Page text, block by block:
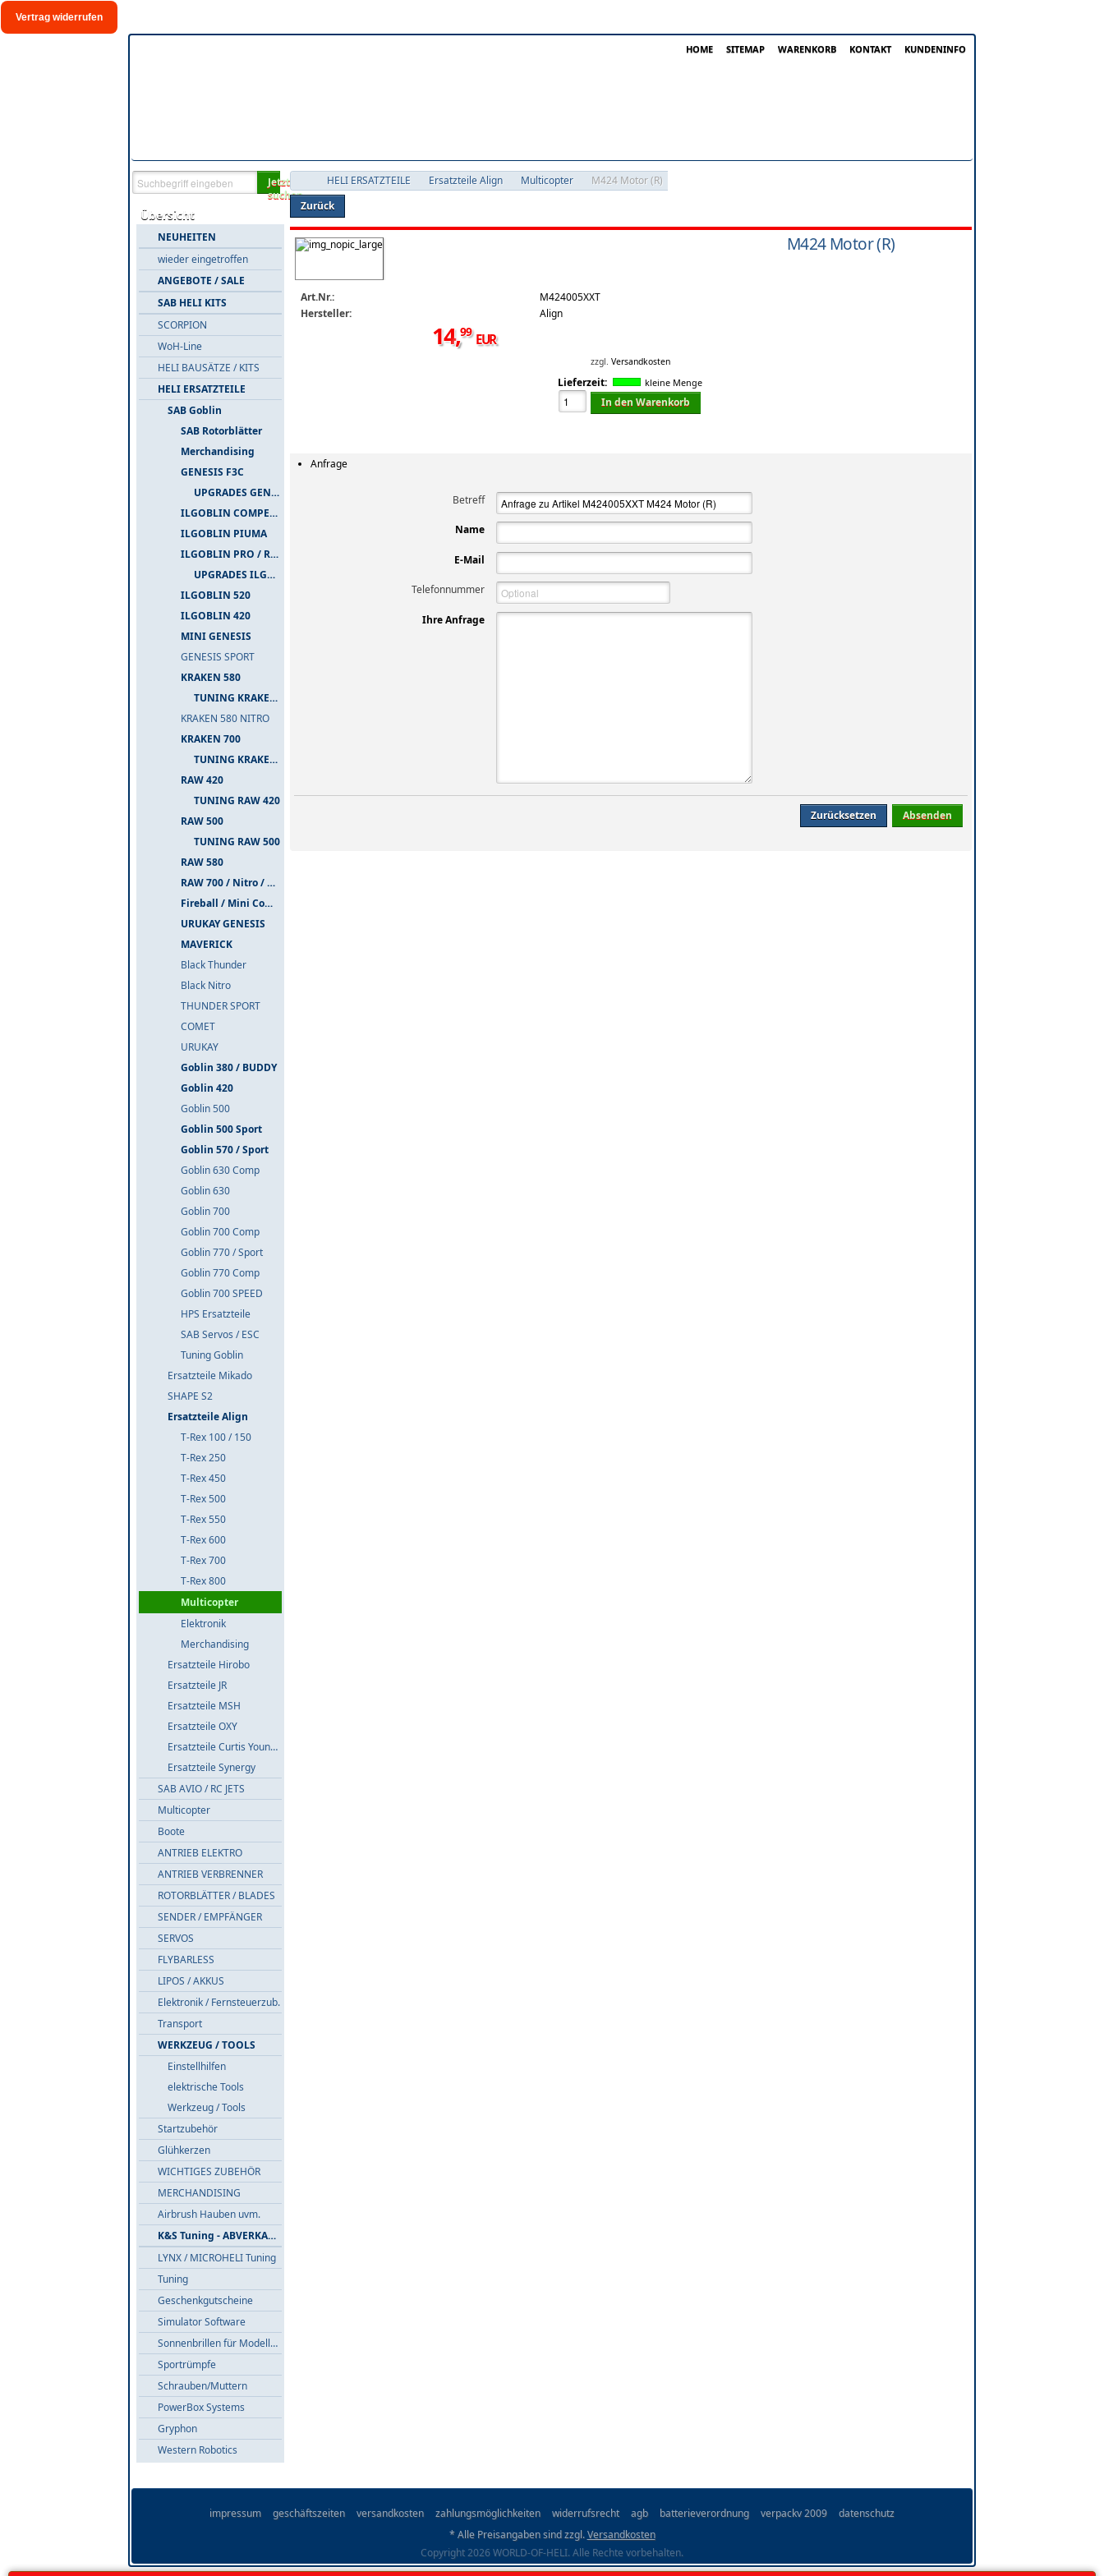
Vertrag widerrufen
HOME SITEMAP WARENKORB KONTAKT KUNDENINFO
Jetzt
suchen
Übersicht
NEUHEITEN
wieder eingetroffen
ANGEBOTE / SALE
SAB HELI KITS
SCORPION
WoH-Line
HELI BAUSÄTZE / KITS
HELI ERSATZTEILE
SAB Goblin
SAB Rotorblätter
Merchandising
GENESIS F3C
UPGRADES GENESIS F3C
ILGOBLIN COMPETIZIONE
ILGOBLIN PIUMA
ILGOBLIN PRO / RAW 700
UPGRADES ILGOBLIN PRO / RAW 700
ILGOBLIN 520
ILGOBLIN 420
MINI GENESIS
GENESIS SPORT
KRAKEN 580
TUNING KRAKEN 580
KRAKEN 580 NITRO
KRAKEN 700
TUNING KRAKEN 700
RAW 420
TUNING RAW 420
RAW 500
TUNING RAW 500
RAW 580
RAW 700 / Nitro / PIUMA
Fireball / Mini Comet
URUKAY GENESIS
MAVERICK
Black Thunder
Black Nitro
THUNDER SPORT
COMET
URUKAY
Goblin 380 / BUDDY
Goblin 420
Goblin 500
Goblin 500 Sport
Goblin 570 / Sport
Goblin 630 Comp
Goblin 630
Goblin 700
Goblin 700 Comp
Goblin 770 / Sport
Goblin 770 Comp
Goblin 700 SPEED
HPS Ersatzteile
SAB Servos / ESC
Tuning Goblin
Ersatzteile Mikado
SHAPE S2
Ersatzteile Align
T-Rex 100 / 150
T-Rex 250
T-Rex 450
T-Rex 500
T-Rex 550
T-Rex 600
T-Rex 700
T-Rex 800
Multicopter
Elektronik
Merchandising
Ersatzteile Hirobo
Ersatzteile JR
Ersatzteile MSH
Ersatzteile OXY
Ersatzteile Curtis Youngblood
Ersatzteile Synergy
SAB AVIO / RC JETS
Multicopter
Boote
ANTRIEB ELEKTRO
ANTRIEB VERBRENNER
ROTORBLÄTTER / BLADES
SENDER / EMPFÄNGER
SERVOS
FLYBARLESS
LIPOS / AKKUS
Elektronik / Fernsteuerzub.
Transport
WERKZEUG / TOOLS
Einstellhilfen
elektrische Tools
Werkzeug / Tools
Startzubehör
Glühkerzen
WICHTIGES ZUBEHÖR
MERCHANDISING
Airbrush Hauben uvm.
K&S Tuning - ABVERKAUF
LYNX / MICROHELI Tuning
Tuning
Geschenkgutscheine
Simulator Software
Sonnenbrillen für Modellflieger
Sportrümpfe
Schrauben/Muttern
PowerBox Systems
Gryphon
Western Robotics
HELI ERSATZTEILE Ersatzteile Align Multicopter
M424 Motor (R)
Zurück
Art.Nr.:
M424005XXT
Hersteller:
Align
M424 Motor (R)
14,99 EUR
zzgl. Versandkosten
Lieferzeit: kleine Menge
In den Warenkorb
Anfrage
Betreff
Name
E-Mail
Telefonnummer
Ihre Anfrage
Zurücksetzen Absenden
impressum geschäftszeiten versandkosten zahlungsmöglichkeiten widerrufsrecht agb batterieverordnung verpackv 2009
datenschutz
* Alle Preisangaben sind zzgl.Versandkosten
Copyright 2026 WORLD-OF-HELI. Alle Rechte vorbehalten.